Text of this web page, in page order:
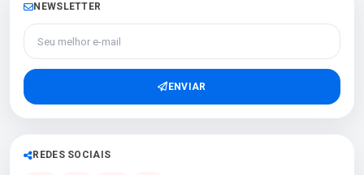
NEWSLETTER
Seu melhor e-mail
ENVIAR
REDES SOCIAIS